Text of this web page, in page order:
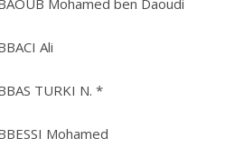
Ali
TURKI N. *
Mohamed